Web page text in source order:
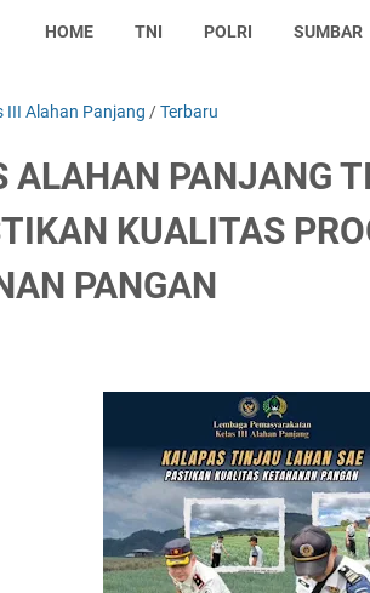
HOME TNI POLRI SUMBAR
III Alahan Panjang /Terbaru
ALAHAN PANJANG
KUALITAS
PANGAN